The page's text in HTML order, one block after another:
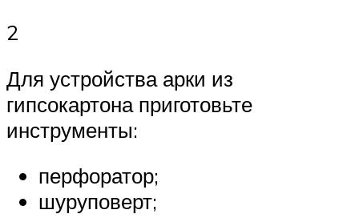
2
Для устройства арки из
гипсокартона приготовьте
инструменты:
перфоратор;
шуруповерт;